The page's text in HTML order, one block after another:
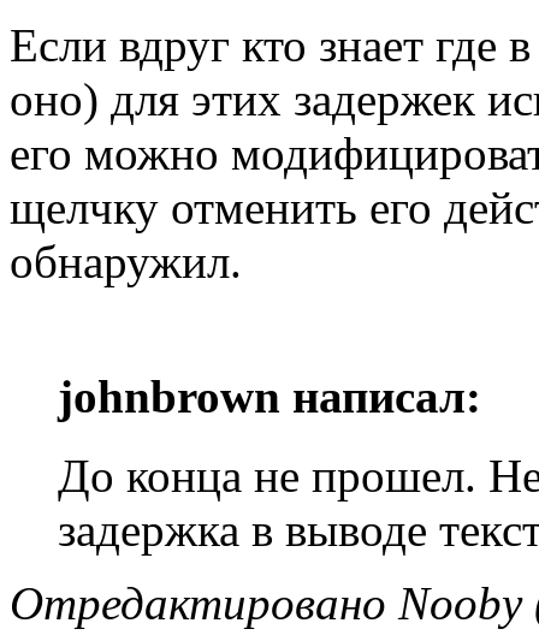
Если вдруг кто знает где
оно) для этих задержек
его можно
щелчку отменить его
обнаружил.
johnbrown написал:
До конца не прошел.
задержка в выводе
Отредактировано